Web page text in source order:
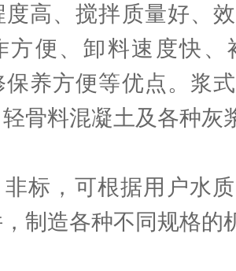
度高、搅拌质量好、
方便、卸料速度快、
保养方便等优点。浆
骨料混凝土及各种灰
，可根据用户水质
制造各种不同规格的